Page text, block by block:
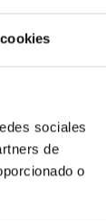
sociales
de
o
-